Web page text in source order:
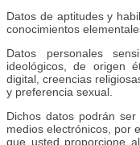
Datos de aptitudes y
conocimientos
Datos personales
ideológicos, de origen
digital, creencias
y preferencia sexual.
Dichos datos podrán
medios electrónicos, por
que usted proporcione